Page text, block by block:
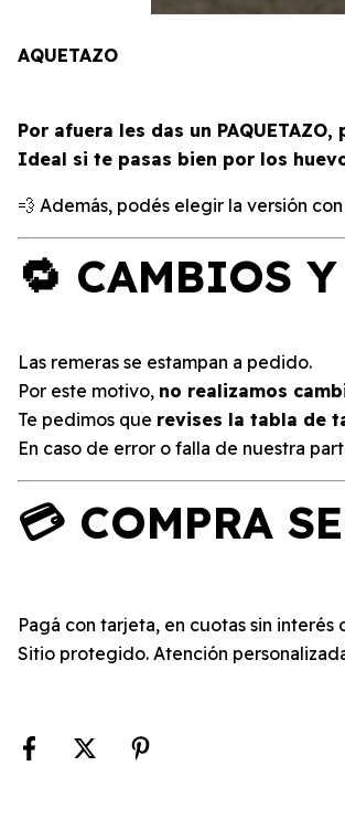
AQUETAZO
Por afuera les das un
Ideal si te pasas bien por los
💨 Además, podés elegir la versión
🔁 CAMBIOS
Las remeras se estampan a pedido.
Por este motivo, no realizamos
Te pedimos que revises la tabla de
En caso de error o falla de nuestra
💳 COMPRA
Pagá con tarjeta, en cuotas sin interés
Sitio protegido. Atención